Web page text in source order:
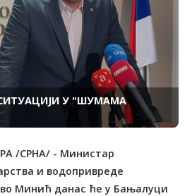
У "ШУМАМА
/СРНА/ - Министар
и водопривреде
Минић данас ће у Бањалуци